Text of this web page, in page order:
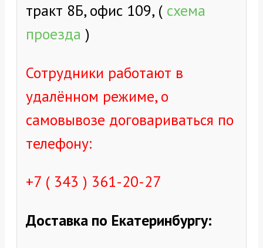
тракт 8Б, офис 109, ( схема
проезда )
Сотрудники работают в
удалённом режиме, о
самовывозе договариваться по
телефону:
+7 ( 343 ) 361-20-27
Доставка по Екатеринбургу: